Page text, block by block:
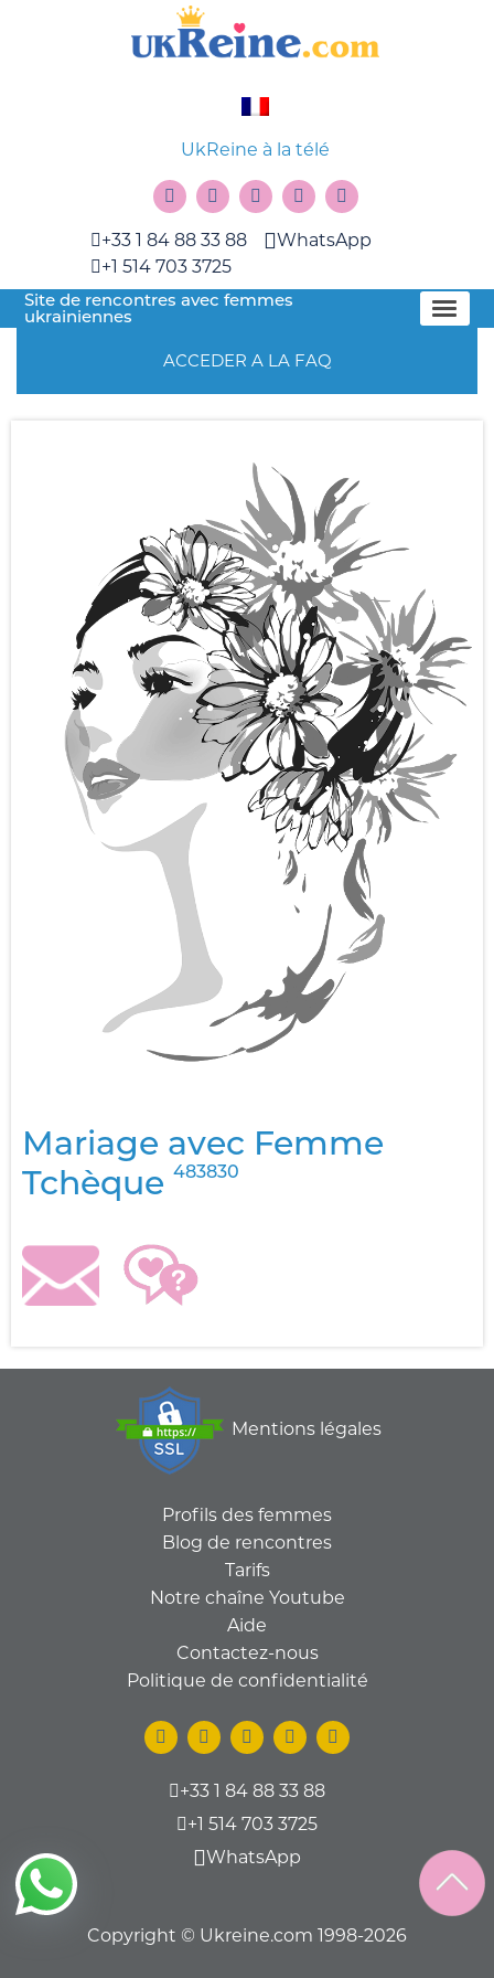
UkReine à la télé
+33 1 84 88 33 88
+1 514 703 3725
WhatsApp
Site de rencontres avec femmes
ukrainiennes
ACCEDER A LA FAQ
Mariage avec Femme
Tchèque 483830
Mentions légales
Profils des femmes
Blog de rencontres
Tarifs
Notre chaîne Youtube
Aide
Contactez-nous
Politique de confidentialité
+33 1 84 88 33 88
+1 514 703 3725
WhatsApp
Copyright © Ukreine.com 1998-2026